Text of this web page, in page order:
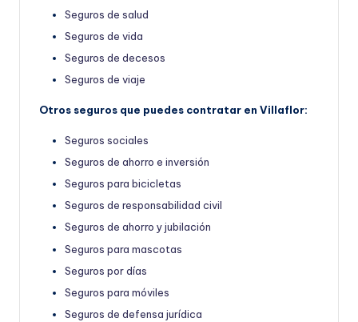
Seguros de salud
Seguros de vida
Seguros de decesos
Seguros de viaje
Otros seguros que puedes contratar en Villaflor:
Seguros sociales
Seguros de ahorro e inversión
Seguros para bicicletas
Seguros de responsabilidad civil
Seguros de ahorro y jubilación
Seguros para mascotas
Seguros por días
Seguros para móviles
Seguros de defensa jurídica